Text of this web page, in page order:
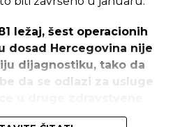
između konzorcija
i JP Elektroprivreda
72 miliona evra.
dok se završetak projekta
godine, odnosno početkom
ležaj, šest operacionih
dosad Hercegovina nije
dijagnostiku, tako da
da se odlazi za usluge